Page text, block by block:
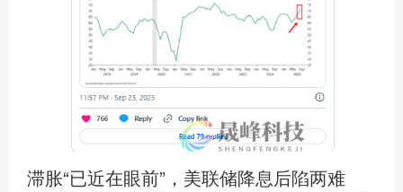
滞胀“已近在眼前”，美联储降息后陷两难